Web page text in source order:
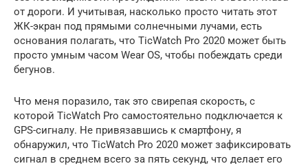
от дороги. И учитывая, насколько просто читать этот
ЖК-экран под прямыми солнечными лучами, есть
основания полагать, что TicWatch Pro 2020 может быть
просто умным часом Wear OS, чтобы побеждать среди
бегунов.
Что меня поразило, так это свирепая скорость, с
которой TicWatch Pro самостоятельно подключается к
GPS-сигналу. Не привязавшись к смартфону, я
обнаружил, что TicWatch Pro 2020 может зафиксировать
сигнал в среднем всего за пять секунд, что делает его